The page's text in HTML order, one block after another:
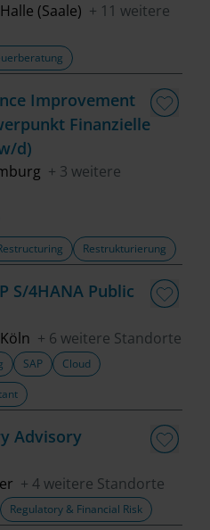
(Saale) + 11 weitere
Improvement
Finanzielle
d)
+ 3 weitere
Restrukturierung
S/4HANA Public
+ 6 weitere Standorte
SAP
Cloud
Advisory
+ 4 weitere Standorte
Regulatory & Financial Risk